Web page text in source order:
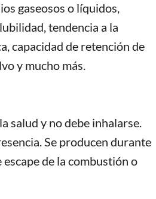
gaseosos o líquidos,
tendencia a la
capacidad de retención de
y mucho más.
salud y no debe inhalarse.
Se producen durante
escape de la combustión o